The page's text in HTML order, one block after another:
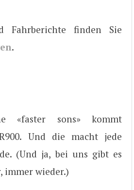
Fahrberichte finden Sie
.
«faster sons» kommt
Und die macht jede
(Und ja, bei uns gibt es
immer wieder.)